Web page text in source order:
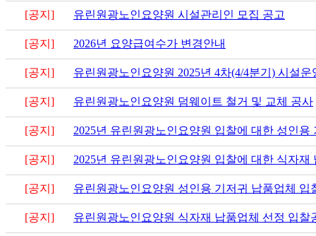
[공지] 유린원광노인요양원 시설관리인 모집 공고
[공지] 2026년 요양급여수가 변경안내
[공지] 유린원광노인요양원 2025년 4차(4/4분기) 시설
[공지] 유린원광노인요양원 덤웨이트 철거 및 교체 공사
[공지] 2025년 유린원광노인요양원 입찰에 대한 성인용
[공지] 2025년 유린원광노인요양원 입찰에 대한 식자재
[공지] 유린원광노인요양원 성인용 기저귀 납품업체 입
[공지] 유린원광노인요양원 식자재 납품업체 선정 입찰